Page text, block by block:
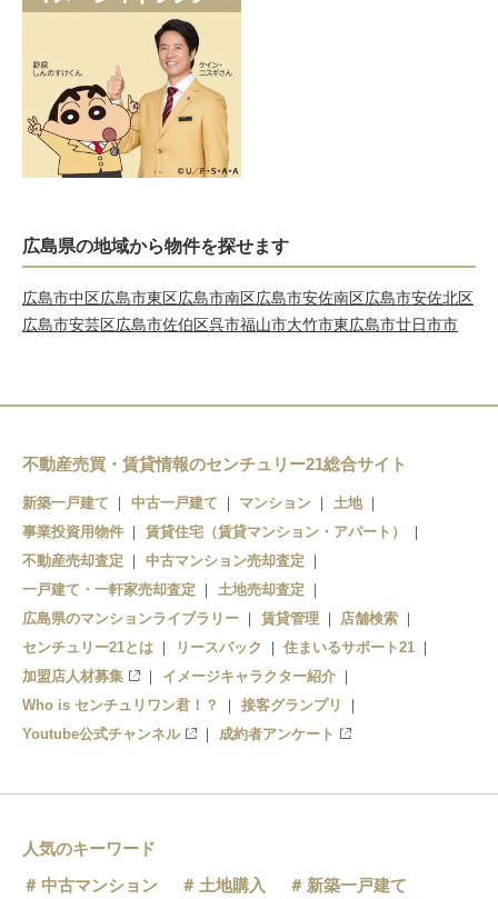
広島県の地域から物件を探せます
広島市中区広島市東区広島市南区広島市安佐南区広島市安佐北区
広島市安芸区広島市佐伯区呉市福山市大竹市東広島市廿日市市
不動産売買・賃貸情報のセンチュリー21総合サイト
新築一戸建て 中古一戸建て マンション
土地
事業投資用物件
賃貸住宅（賃貸マンション・アパート）
不動産売却査定
中古マンション売却査定
一戸建て・一軒家売却査定
土地売却査定
広島県のマンションライブラリー
賃貸管理
店舗検索
センチュリー21とは
リースバック
住まいるサポート21
加盟店人材募集
イメージキャラクター紹介
Who is センチュリワン君！？
接客グランプリ
Youtube公式チャンネル
成約者アンケート
人気のキーワード
中古マンション
土地購入
新築一戸建て